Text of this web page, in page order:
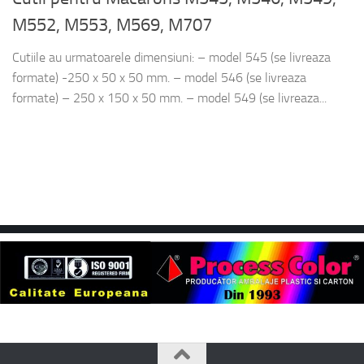
M552, M553, M569, M707
Cutiile au urmatoarele dimensiuni: – model 545 (se livreaza
formate) -250 x 50 x 50 mm. – model 546 (se livreaza
formate) – 250 x 150 x 50 mm. – model 549 (se livreaza...